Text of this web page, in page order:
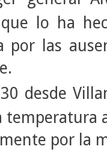
que lo ha
por las
desde
temperatura
por la